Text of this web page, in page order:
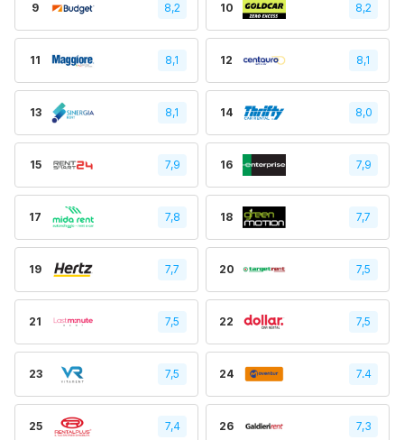
9 8,2 10 8,2
11 8,1 12 8,1
13 8,1 14 8,0
15 7,9 16 7,9
17 7,8 18 7,7
19 7,7 20 7,5
21 7,5 22 7,5
23 7,5 24 7.4
25 7,4 26 7,3